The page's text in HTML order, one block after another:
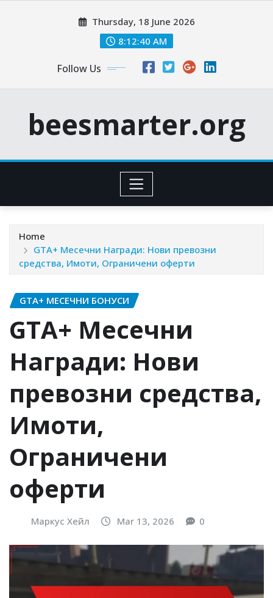
Thursday, 18 June 2026
8:12:41 AM
Follow Us
beesmarter.org
Home
GTA+ Месечни Награди: Нови превозни
средства, Имоти, Ограничени оферти
GTA+ МЕСЕЧНИ БОНУСИ
GTA+ Месечни
Награди: Нови
превозни средства,
Имоти,
Ограничени
оферти
Маркус Хейл Mar 13, 2026 0